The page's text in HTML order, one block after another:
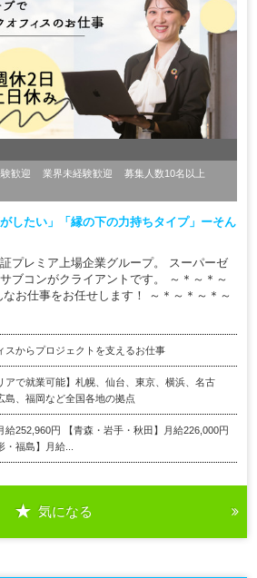
歓迎 業界未経験歓迎
募集人数10名以上
したい」「縁の下の力持ちタイプ」ーそん
プレミア上場企業グループ。 スーパーゼ
ブコンがクライアントです。 ～＊～＊～
お仕事をお任せします！ ～＊～＊～＊～
スからプロジェクトを支えるお仕事
アで就業可能】札幌、仙台、東京、横浜、名古
島、福岡など全国各地の拠点
給252,960円 【青森・岩手・秋田】月給226,000円
・福島】月給...
気になる